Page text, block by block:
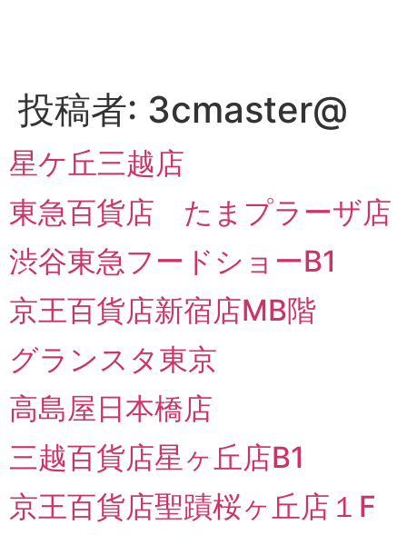
投稿者: 3cmaster@
星ケ丘三越店
東急百貨店 たまプラーザ店
渋谷東急フードショーB1
京王百貨店新宿店MB階
グランスタ東京
高島屋日本橋店
三越百貨店星ヶ丘店B1
京王百貨店聖蹟桜ヶ丘店１F